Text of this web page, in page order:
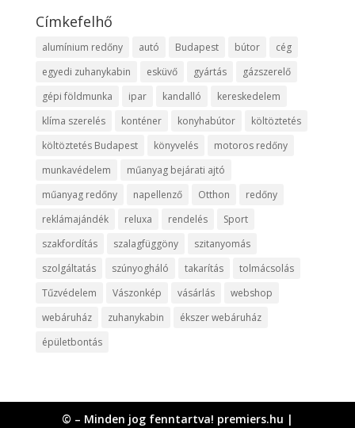
Címkefelhő
alumínium redőny autó Budapest bútor
cég
egyedi zuhanykabin
esküvő gyártás
gázszerelő
gépi földmunka
ipar kandalló
kereskedelem
klíma szerelés
konténer konyhabútor
költöztetés
költöztetés Budapest
könyvelés
motoros redőny
munkavédelem
műanyag bejárati ajtó
műanyag redőny
napellenző Otthon
redőny
reklámajándék
reluxa rendelés
Sport
szakfordítás
szalagfüggöny
szitanyomás
szolgáltatás
szúnyogháló takarítás
tolmácsolás
Tűzvédelem
Vászonkép vásárlás
webshop
webáruház
zuhanykabin
ékszer webáruház
épületbontás
© – Minden jog fenntartva! premiers.hu |